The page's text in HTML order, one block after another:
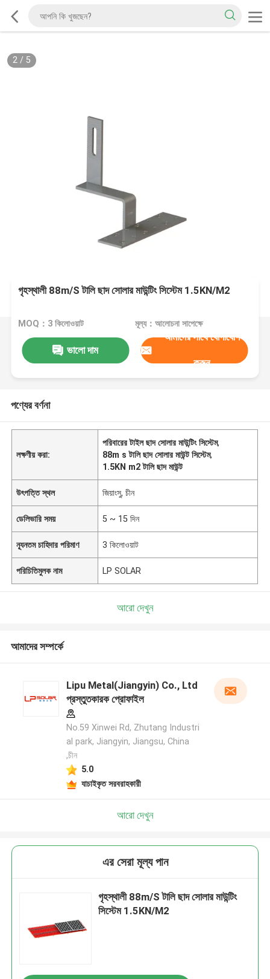
2/ 5
গৃহস্থালী 88m/S টালি ছাদ সোলার মাউন্টিং সিস্টেম 1.5KN/M2
MOQ：3 কিলোওয়াট মূল্য：আলোচনা সাপেক্ষে
ভালো দাম
আমাদের সাথে যোগাযোগ
করুন
পণ্যের বর্ণনা
লক্ষণীয় করা:
পরিবারের টাইল ছাদ সোলার মাউন্টিং সিস্টেম,
88m s টালি ছাদ সোলার মাউন্ট সিস্টেম,
1.5KN m2 টালি ছাদ মাউন্ট
উৎপত্তি স্থল জিয়াংসু, চীন
ডেলিভারি সময় 5 ~ 15 দিন
ন্যূনতম চাহিদার পরিমাণ 3 কিলোওয়াট
পরিচিতিমুলক নাম LP SOLAR
আরো দেখুন
আমাদের সম্পর্কে
Lipu Metal(Jiangyin) Co., Ltd
প্রস্তুতকারক প্রোফাইল
No.59 Xinwei Rd, Zhutang Industri
al park, Jiangyin, Jiangsu, China
,চীন
5.0
যাচাইকৃত সরবরাহকারী
আরো দেখুন
এর সেরা মূল্য পান
গৃহস্থালী 88m/S টালি ছাদ সোলার মাউন্টিং
সিস্টেম 1.5KN/M2